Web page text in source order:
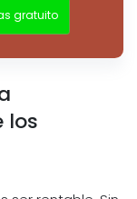
gratuito
los